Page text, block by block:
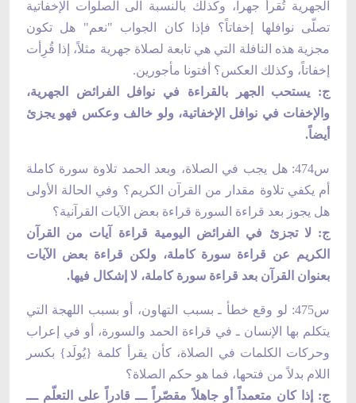
الجهرية تُقرأ جهراً، وكذلك بالنسبة الى الصلوات الإخفاتية
تصلّى نوافلها إخفاتاً؟ فإذا كان الجواب "نعم" هل تكون
مجزية هذه النافلة التي هي تابعة لصلاة جهرية مثلاً، إذا قُرِأت
إخفاتاً، وكذلك العكس؟ أفتونا مأجورين.
ج: يستحب الجهر بالقراءة في نوافل الفرائض الجهرية،
والإخفات في نوافل الإخفاتية، ولو خالف وعكس فهو يجزئ
أيضاً.
س474: هل يجب في الصلاة، وبعد الحمد تلاوة سورة كاملة
أم يكفي تلاوة مقدار من القرآن الكريم؟ وفي الحالة الأولى
هل يجوز بعد قراءة السورة قراءة بعض الآيات القرآنية؟
ج: لا تجزئ في الفرائض اليومية قراءة آيات من القرآن
الكريم عن قراءة سورة كاملة، ولكن قراءة بعض الآيات
بعنوان القرآن بعد قراءة سورة كاملة، لا إشكال فيها.
س475: لو وقع خطأ ـ بسبب التهاون، أو بسبب اللهجة التي
يتكلم بها الإنسان ـ في قراءة الحمد والسورة، أو في إعراب
وحركات الكلمات في الصلاة، كأن يقرأ كلمة {يُولَد} بكسر
اللام بدلاً من فتحها، فما هو حكم الصلاة؟
ج: إذا كان متعمداً أو جاهلاً مقصّراً ـــ قادراً على التعلّم ـــ